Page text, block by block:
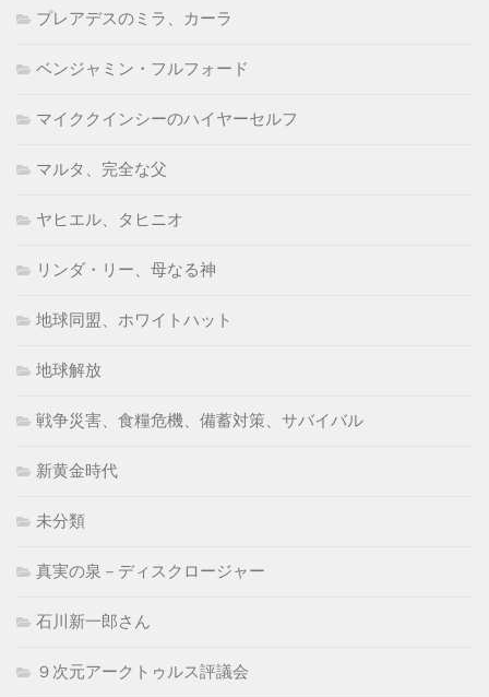
プレアデスのミラ、カーラ
ベンジャミン・フルフォード
マイククインシーのハイヤーセルフ
マルタ、完全な父
ヤヒエル、タヒニオ
リンダ・リー、母なる神
地球同盟、ホワイトハット
地球解放
戦争災害、食糧危機、備蓄対策、サバイバル
新黄金時代
未分類
真実の泉－ディスクロージャー
石川新一郎さん
９次元アークトゥルス評議会